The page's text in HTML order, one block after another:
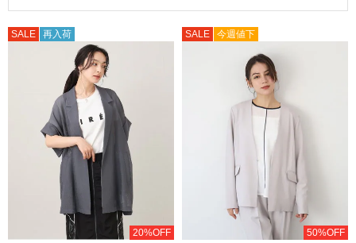
SALE 再入荷
20%OFF
SALE 今週値下
50%OFF